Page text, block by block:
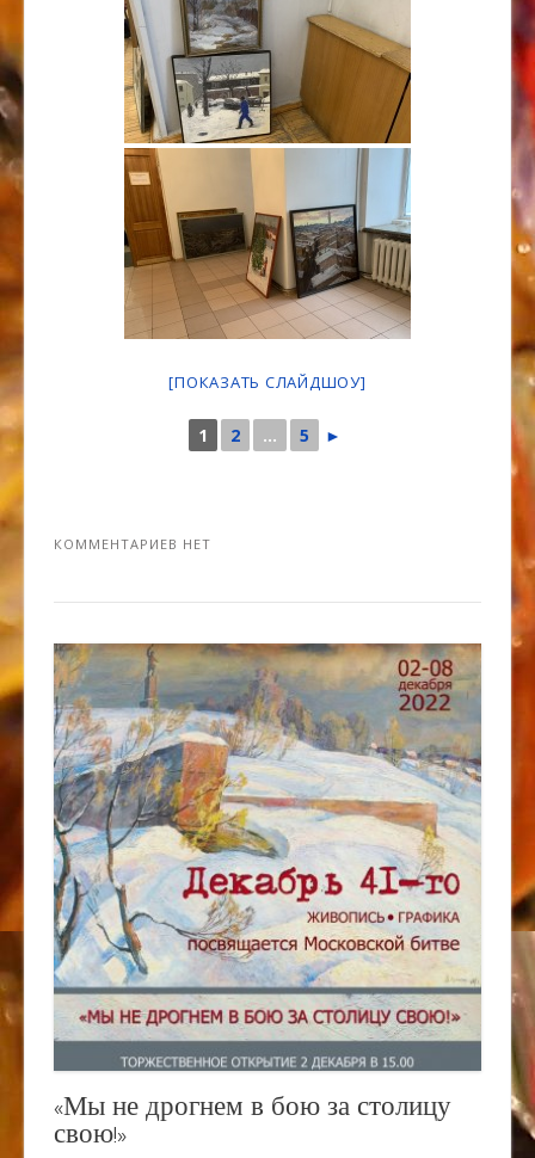
[ПОКАЗАТЬ СЛАЙДШОУ]
1 2 ... 5 ►
КОММЕНТАРИЕВ НЕТ
«Мы не дрогнем в бою за столицу
свою!»